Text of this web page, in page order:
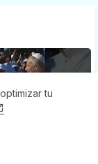
tu